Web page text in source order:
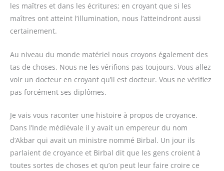
les maîtres et dans les écritures; en croyant que si les
maîtres ont atteint l’illumination, nous l’atteindront aussi
certainement.
Au niveau du monde matériel nous croyons également des
tas de choses. Nous ne les vérifions pas toujours. Vous allez
voir un docteur en croyant qu’il est docteur. Vous ne vérifiez
pas forcément ses diplômes.
Je vais vous raconter une histoire à propos de croyance.
Dans l’Inde médiévale il y avait un empereur du nom
d’Akbar qui avait un ministre nommé Birbal. Un jour ils
parlaient de croyance et Birbal dit que les gens croient à
toutes sortes de choses et qu’on peut leur faire croire ce